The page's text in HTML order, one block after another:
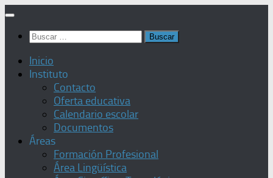
Saltar
contenido
Buscar:
Inicio
Instituto
Contacto
Oferta educativa
Calendario escolar
Documentos
Áreas
Formación Profesional
Área Lingüística